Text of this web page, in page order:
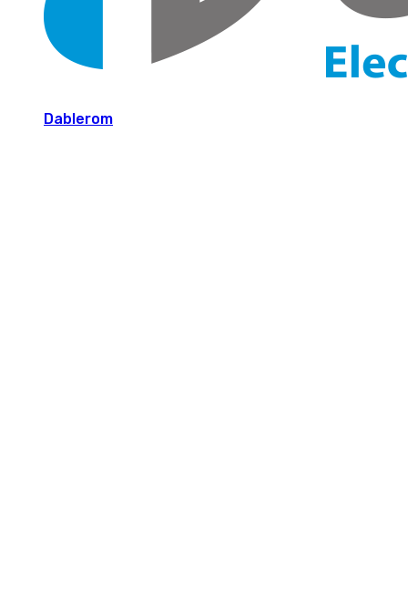
Dablerom